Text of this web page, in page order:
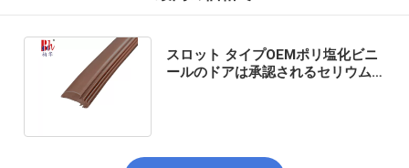
スロット タイプOEMポリ塩化ビニ
ールのドアは承認されるセリウム